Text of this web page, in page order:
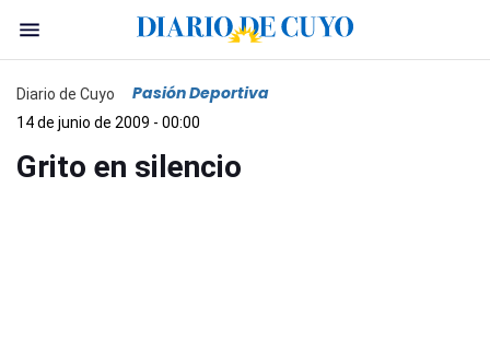
Diario de Cuyo Pasión Deportiva
14 de junio de 2009 - 00:00
Grito en silencio